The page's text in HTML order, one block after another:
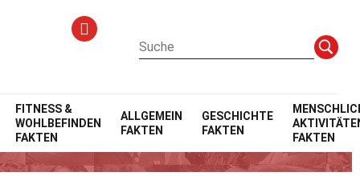
FITNESS &
WOHLBEFINDEN
FAKTEN
ALLGEMEIN
FAKTEN
GESCHICHTE
FAKTEN
FAKTEN